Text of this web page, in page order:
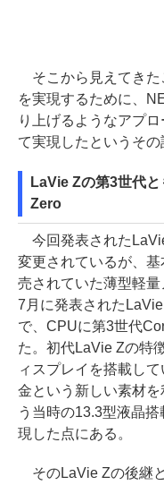
そこから見えてきた
を実現するために、
り上げるようなアプ
て実現したというその
LaVie Zの第3世代
Zero
今回発表された
変更されているが、
売されていた薄型軽
7月に発表された
で、CPUに第3世代
た。初代LaVie Zの特
ィスプレイを搭載し
金という新しい素材
う当時の13.3型液晶
現した点にある。
そのLaVie Zの後継